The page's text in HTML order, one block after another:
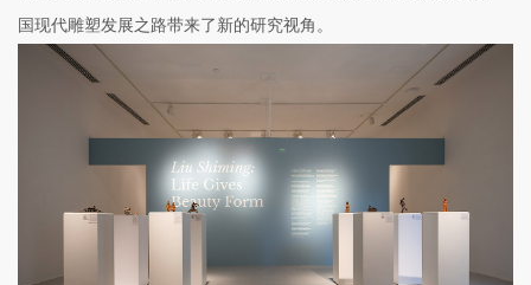
国现代雕塑发展之路带来了新的研究视角。